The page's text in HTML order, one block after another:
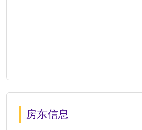
房东信息